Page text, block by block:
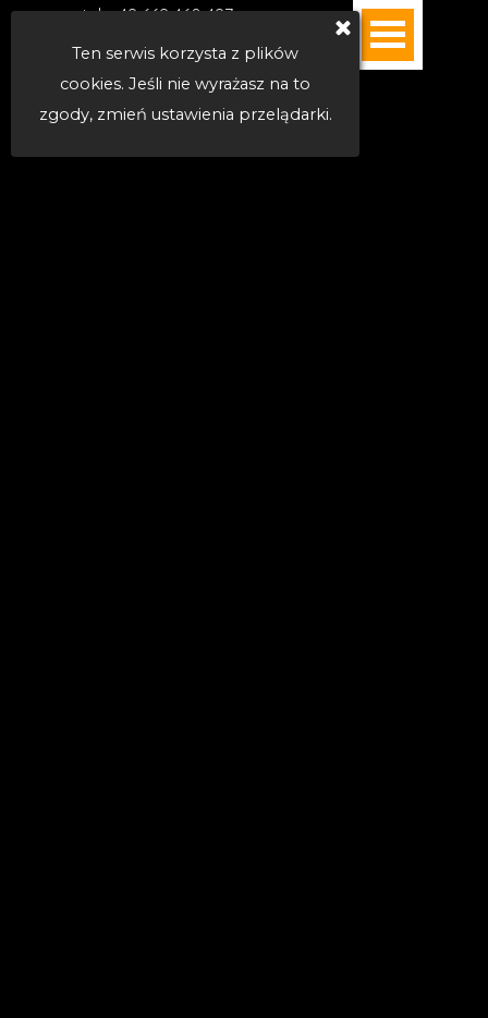
MENU >>
tel. +48 668 460 487
|  WhatsApp
Ten serwis korzysta z plików
cookies. Jeśli nie wyrażasz na to
zgody, zmień ustawienia przelądarki.